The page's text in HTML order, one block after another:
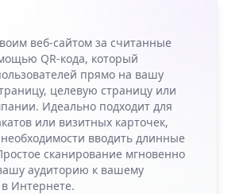
веб-сайтом за считанные
QR-кода, который
прямо на вашу
целевую страницу или
Идеально подходит для
или визитных карточек,
необходимости вводить длинные
сканирование мгновенно
аудиторию к вашему
Интернете.